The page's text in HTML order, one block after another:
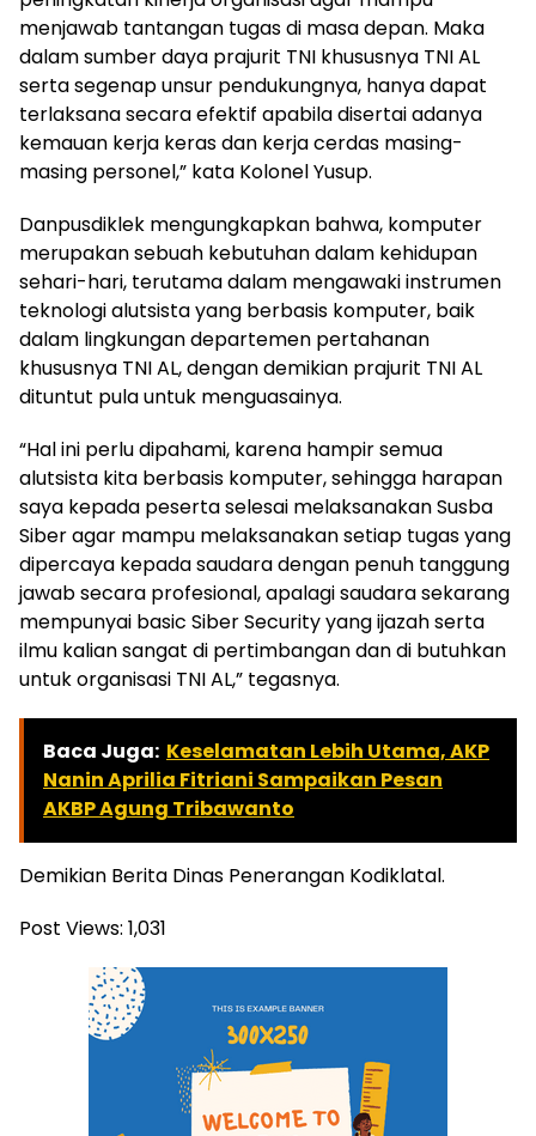
menjawab tantangan tugas di masa depan. Maka
dalam sumber daya prajurit TNI khususnya TNI AL
serta segenap unsur pendukungnya, hanya dapat
terlaksana secara efektif apabila disertai adanya
kemauan kerja keras dan kerja cerdas masing-
masing personel,” kata Kolonel Yusup.
Danpusdiklek mengungkapkan bahwa, komputer
merupakan sebuah kebutuhan dalam kehidupan
sehari-hari, terutama dalam mengawaki instrumen
teknologi alutsista yang berbasis komputer, baik
dalam lingkungan departemen pertahanan
khususnya TNI AL, dengan demikian prajurit TNI AL
dituntut pula untuk menguasainya.
“Hal ini perlu dipahami, karena hampir semua
alutsista kita berbasis komputer, sehingga harapan
saya kepada peserta selesai melaksanakan Susba
Siber agar mampu melaksanakan setiap tugas yang
dipercaya kepada saudara dengan penuh tanggung
jawab secara profesional, apalagi saudara sekarang
mempunyai basic Siber Security yang ijazah serta
ilmu kalian sangat di pertimbangan dan di butuhkan
untuk organisasi TNI AL,” tegasnya.
Baca Juga: Keselamatan Lebih Utama, AKP
Nanin Aprilia Fitriani Sampaikan Pesan
AKBP Agung Tribawanto
Demikian Berita Dinas Penerangan Kodiklatal.
Post Views: 1,031